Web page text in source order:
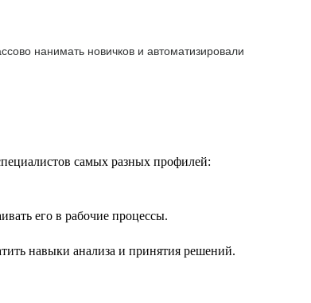
нанимать новичков и автоматизировали
самых разных профилей:
его в рабочие процессы.
навыки анализа и принятия решений.